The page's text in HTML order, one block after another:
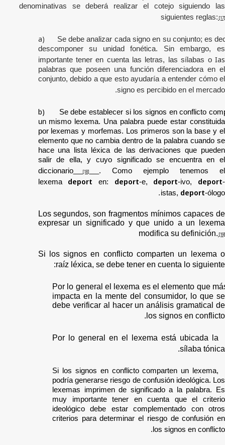
denominativas se deberá realizar el cotejo siguiendo las
siguientes reglas: [17]
a)
Se debe analizar cada signo en su conjunto; es
descomponer su unidad fonética. Sin embargo, es
importante tener en cuenta las letras, las sílabas o Ias
palabras que poseen una función diferenciadora en el
conjunto, debido a que esto ayudaría a entender cómo el
signo es percibido en el mercado.
b)
Se debe establecer si los signos en conflicto
un mismo lexema. Una palabra puede estar constituida
por lexemas y morfemas. Los primeros son la base y el
elemento que no cambia dentro de la palabra cuando se
hace una lista léxica de las derivaciones que pueden
salir de ella, y cuyo significado se encuentra en el
diccionario
[18]
. Como ejemplo tenemos el
lexema deport en: deport-e, deport-ivo, deport-
istas, deport-ólogo
.
Los segundos, son fragmentos mínimos capaces de
expresar un significado y que unido a un lexema
modifica su definición. [19]
Si los signos en conflicto comparten un lexema o
raíz léxica, se debe tener en cuenta lo siguiente:
Por lo general el lexema es el elemento que
impacta en la mente del consumidor, lo que se
debe verificar al hacer un análisis gramatical de
los signos en conflicto.
Por lo general en el lexema está ubicada la
sílaba tónica.
Si los signos en conflicto comparten un lexema,
podría generarse riesgo de confusión ideológica. Los
lexemas imprimen de significado a la palabra. Es
muy importante tener en cuenta que el criterio
ideológico debe estar complementado con otros
criterios para determinar el riesgo de confusión en
los signos en conflicto.